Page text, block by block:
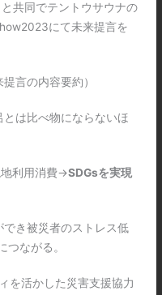
共同でテントウサウナの
にて未来提言を
言の内容要約）
とは比べ物にならないほ
地利用消費→SDGsを実現
でき被災者のストレス低
ながる。
を活かした災害支援協力